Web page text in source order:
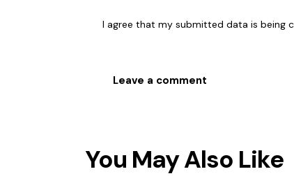
I agree that my submitted data is being
You May Also Like